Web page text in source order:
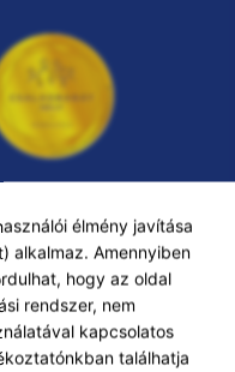
élmény javítása
alkalmaz. Amennyiben
hogy az oldal
rendszer, nem
kapcsolatos
találhatja